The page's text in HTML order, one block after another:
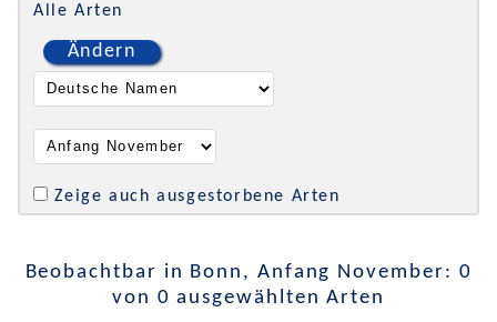
Alle Arten
Ändern
Zeige auch ausgestorbene Arten
Beobachtbar in Bonn, Anfang November: 0
von 0 ausgewählten Arten